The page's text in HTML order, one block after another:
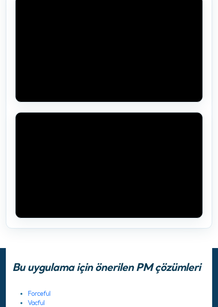
Bu uygulama için önerilen PM çözümleri
Forceful
Vacful